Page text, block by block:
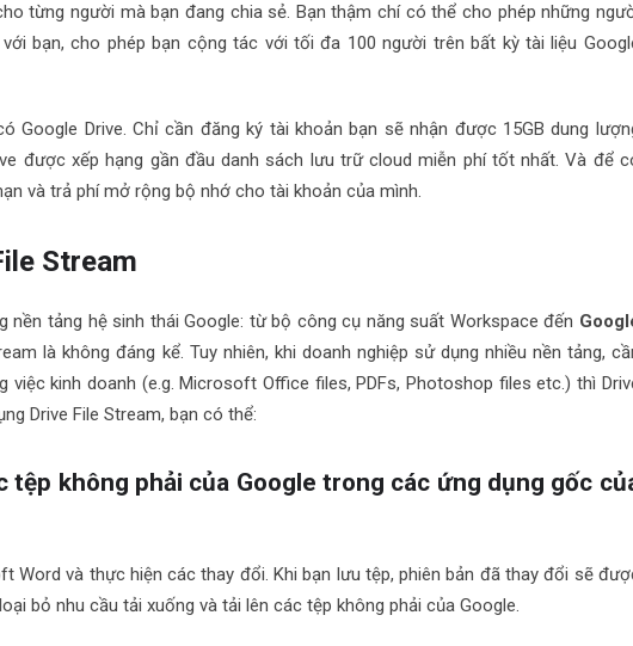
từng người mà bạn đang chia sẻ. Bạn thậm chí có thể cho phép những
bạn, cho phép bạn cộng tác với tối đa 100 người trên bất kỳ tài liệu
Google Drive. Chỉ cần đăng ký tài khoản bạn sẽ nhận được 15GB dung
được xếp hạng gần đầu danh sách lưu trữ cloud miễn phí tốt nhất. Và để
và trả phí mở rộng bộ nhớ cho tài khoản của mình.
Stream
nền tảng hệ sinh thái Google: từ bộ công cụ năng suất Workspace đến
là không đáng kể. Tuy nhiên, khi doanh nghiệp sử dụng nhiều nền tảng,
kinh doanh (e.g. Microsoft Office files, PDFs, Photoshop files etc.) thì
Drive File Stream, bạn có thể:
tệp không phải của Google trong các ứng dụng gốc
Word và thực hiện các thay đổi. Khi bạn lưu tệp, phiên bản đã thay đổi sẽ
bỏ nhu cầu tải xuống và tải lên các tệp không phải của Google.